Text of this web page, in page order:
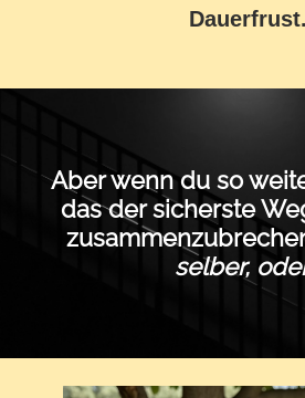
Dauerfrust.
Aber wenn du so
das der sicherste
selber,